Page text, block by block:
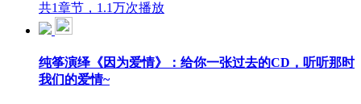
共1章节，1.1万次播放
纯筝演绎《因为爱情》：给你一张过去的CD，听听那时
我们的爱情~